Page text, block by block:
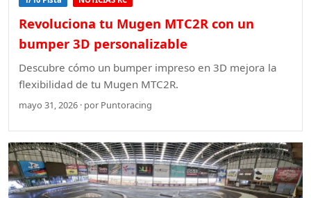
Revoluciona tu Mugen MTC2R con un
bumper 3D personalizable
Descubre cómo un bumper impreso en 3D mejora la
flexibilidad de tu Mugen MTC2R.
mayo 31, 2026 · por Puntoracing